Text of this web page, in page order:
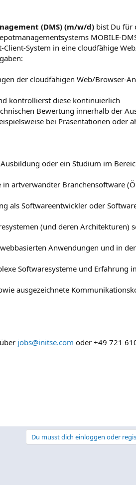
(DMS) (m/w/d) bist Du für
MOBILE-
System in eine cloudfähige
der cloudfähigen Web/Browser-
kontrollierst diese kontinuierlich
Bewertung innerhalb der
bei Präsentationen oder
oder ein Studium im
in artverwandter Branchensoftware
als Softwareentwickler oder
(und deren Architekturen)
Anwendungen und in
Softwaresysteme und Erfahrung
ausgezeichnete
jobs@initse.com oder +49 721
Du musst dich einloggen oder